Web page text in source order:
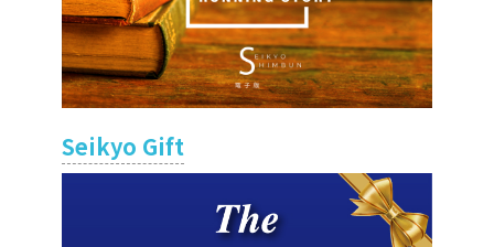
Seikyo Gift